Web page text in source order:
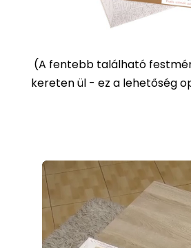
(A fentebb található
kereten ül - ez a lehetőség